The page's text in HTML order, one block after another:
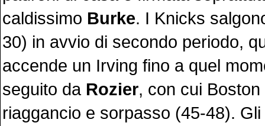
caldissimo Burke. I Knicks
30) in avvio di secondo periodo,
accende un Irving fino a quel
seguito da Rozier, con cui Boston
riaggancio e sorpasso (45-48).